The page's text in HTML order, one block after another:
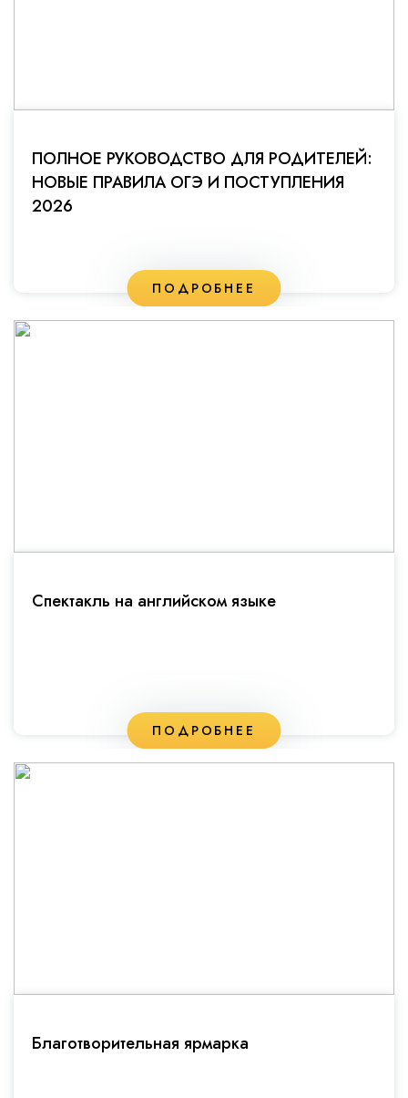
ПОЛНОЕ РУКОВОДСТВО ДЛЯ РОДИТЕЛЕЙ:
НОВЫЕ ПРАВИЛА ОГЭ И ПОСТУПЛЕНИЯ
2026
ПОДРОБНЕЕ
Спектакль на английском языке
ПОДРОБНЕЕ
Благотворительная ярмарка